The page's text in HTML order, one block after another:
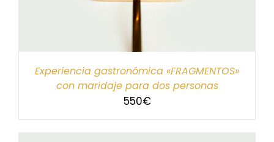
Experiencia gastronómica «FRAGMENTOS»
con maridaje para dos personas
550€